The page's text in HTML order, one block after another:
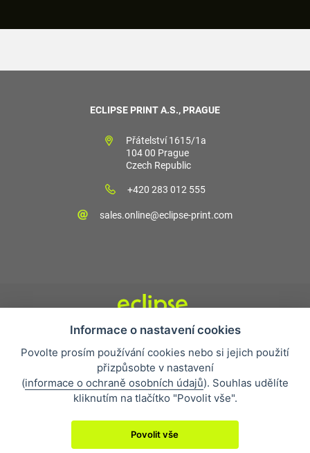
ECLIPSE PRINT A.S., PRAGUE
Přátelství 1615/1a
104 00 Prague
Czech Republic
+420 283 012 555
sales.online@eclipse-print.com
Obchodní podmínky
Nejčastější otázky
Ochrana osobních údajů
O společnosti
Whistleblowing
Informace o nastavení cookies
Povolte prosím používání cookies nebo si jejich použití
přizpůsobte v nastavení
(informace o ochraně osobních údajů). Souhlas udělíte
kliknutím na tlačítko "Povolit vše".
Povolit vše